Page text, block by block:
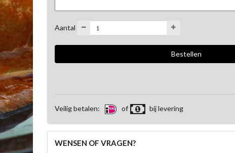
Aantal
Veilig betalen: of bij levering
WENSEN OF VRAGEN?